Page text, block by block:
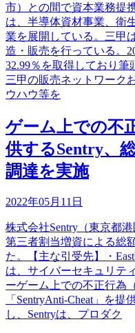
市）との間で資本業務提
は、半導体資材事業、衛
業を展開している。三甲
造・販売を行っている。
32.99％を取得しており筆
三甲の販売ネットワーク
ウハウ等を
ゲーム上での不
供するSentry、
調達を実施
2022年05月11日
株式会社Sentry（東京都
第三者割当増資による総
た。【主な引受先】・
は、サイバーセキュリテ
ーゲーム上での不正行為
「SentryAnti-Cheat」を
し、Sentryは、プロダク